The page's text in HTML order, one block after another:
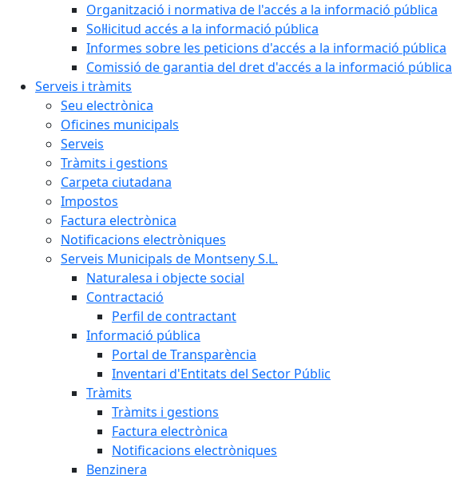
Organització i normativa de l'accés a la informació pública
Sol·licitud accés a la informació pública
Informes sobre les peticions d'accés a la informació pública
Comissió de garantia del dret d'accés a la informació pública
Serveis i tràmits
Seu electrònica
Oficines municipals
Serveis
Tràmits i gestions
Carpeta ciutadana
Impostos
Factura electrònica
Notificacions electròniques
Serveis Municipals de Montseny S.L.
Naturalesa i objecte social
Contractació
Perfil de contractant
Informació pública
Portal de Transparència
Inventari d'Entitats del Sector Públic
Tràmits
Tràmits i gestions
Factura electrònica
Notificacions electròniques
Benzinera